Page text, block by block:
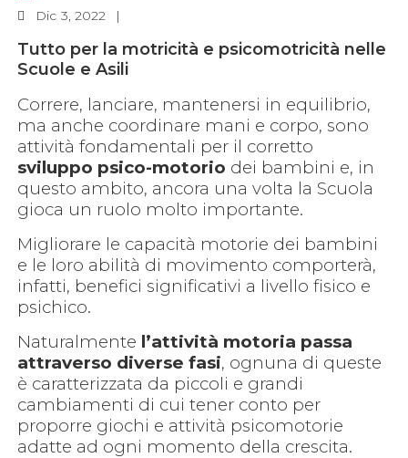
Dic 3, 2022
Tutto per la motricità e psicomotricità nelle
Scuole e Asili
Correre, lanciare, mantenersi in equilibrio,
ma anche coordinare mani e corpo, sono
attività fondamentali per il corretto
sviluppo psico-motorio dei bambini e, in
questo ambito, ancora una volta la Scuola
gioca un ruolo molto importante.
Migliorare le capacità motorie dei bambini
e le loro abilità di movimento comporterà,
infatti, benefici significativi a livello fisico e
psichico.
Naturalmente l’attività motoria passa
attraverso diverse fasi, ognuna di queste
è caratterizzata da piccoli e grandi
cambiamenti di cui tener conto per
proporre giochi e attività psicomotorie
adatte ad ogni momento della crescita.